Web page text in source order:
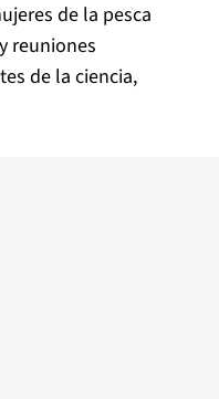
de la pesca
reuniones
de la ciencia,